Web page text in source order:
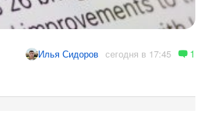
Илья Сидоров сегодня в 17:45 1